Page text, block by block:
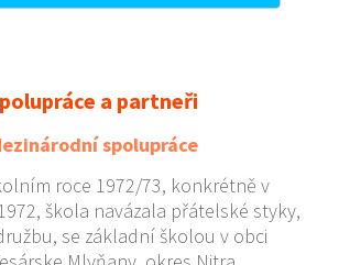
a partneři
spolupráce
roce 1972/73, konkrétně v
škola navázala přátelské styky,
se základní školou v obci